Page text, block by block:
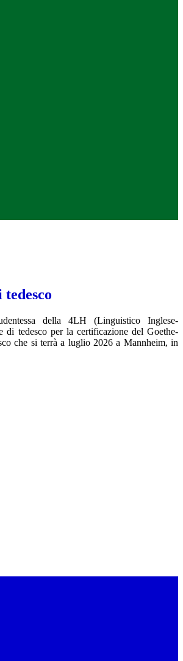
della 4LH (Linguistico Inglese-
di tedesco per la certificazione del Goethe-
che si terrà a luglio 2026 a Mannheim, in